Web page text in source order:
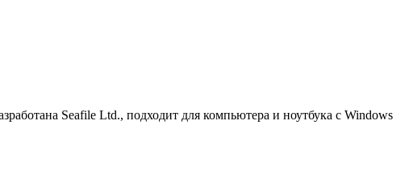
Seafile Ltd., подходит для компьютера и ноутбука с Windows